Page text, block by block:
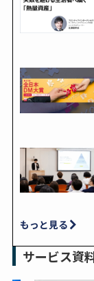
もっと見る
サービス資